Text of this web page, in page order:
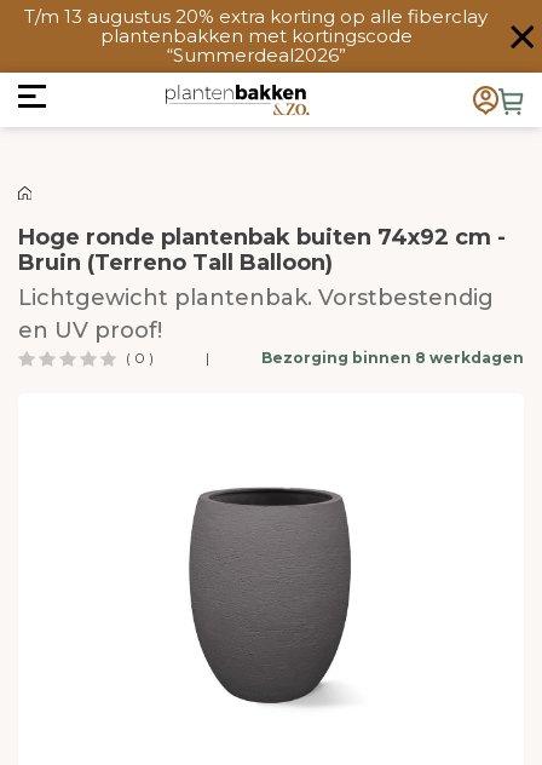
T/m 13 augustus 20% extra korting op alle fiberclay
plantenbakken met kortingscode
“Summerdeal2026”
Hoge ronde plantenbak buiten 74x92 cm -
Bruin (Terreno Tall Balloon)
Lichtgewicht plantenbak. Vorstbestendig
en UV proof!
( 0 ) | Bezorging binnen 8 werkdagen